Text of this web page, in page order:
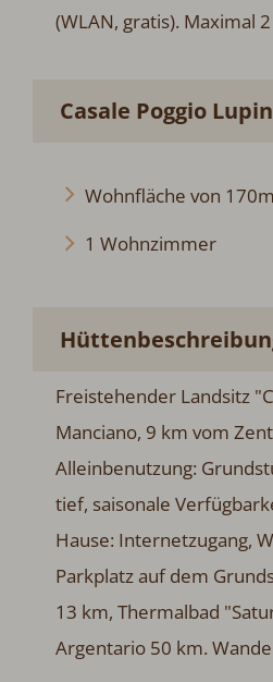
(WLAN, gratis). Maximal
Casale Poggio
Wohnfläche von
1 Wohnzimmer
Freistehender Landsitz
Manciano, 9 km vom
Alleinbenutzung:
tief, saisonale
Hause: Internetzugang,
Parkplatz auf dem
13 km, Thermalbad
Argentario 50 km.